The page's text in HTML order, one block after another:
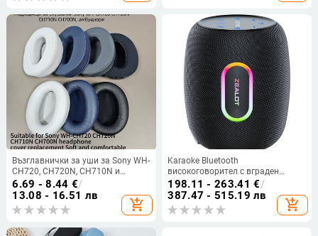
Възглавнички за уши за Sony WH-
CH720, CH720N, CH710N и
CH700N слушалки — изкуствена
кожа
6.69 - 8.44 €/
13.08 - 16.51 лв
add_shopping_cart
Karaoke Bluetooth
високоговорител с вграден
микрофон – ZEALOT S64, подов
модел, 50W, IPX5, BT 5.2, 20Hz–
20kHz, SNR ≥85 dB
198.11 - 263.41 €/
387.47 - 515.19 лв
add_shopping_cart